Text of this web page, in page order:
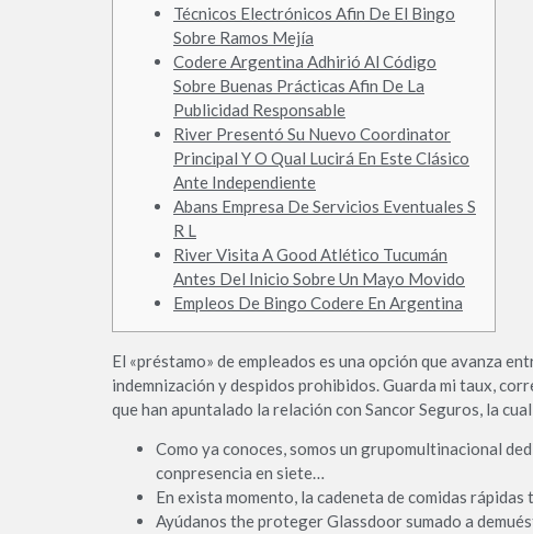
Técnicos Electrónicos Afin De El Bingo
Sobre Ramos Mejía
Codere Argentina Adhirió Al Código
Sobre Buenas Prácticas Afin De La
Publicidad Responsable
River Presentó Su Nuevo Coordinator
Principal Y O Qual Lucirá En Este Clásico
Ante Independiente
Abans Empresa De Servicios Eventuales S
R L
River Visita A Good Atlético Tucumán
Antes Del Inicio Sobre Un Mayo Movido
Empleos De Bingo Codere En Argentina
El «préstamo» de empleados es una opción que avanza
indemnización y despidos prohibidos. Guarda mi taux,
que han apuntalado la relación con Sancor Seguros, la
Como ya conoces, somos un grupomultinacional
conpresencia en siete…
En exista momento, la cadeneta de comidas
Ayúdanos the proteger Glassdoor sumado a